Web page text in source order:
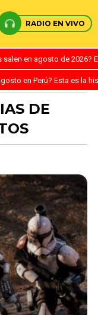
RADIO EN VIVO
salen en agosto de
en Perú? Esta es la
DE